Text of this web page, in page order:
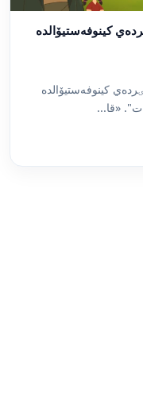
كينوفەستيۆالدە
كينوفەستيۆالدە
«قا...